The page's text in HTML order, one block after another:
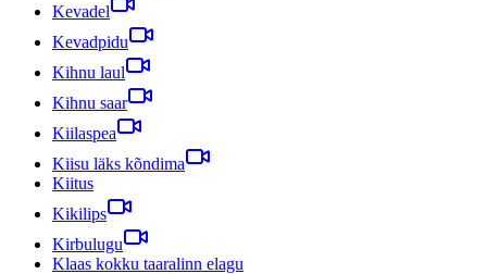
Kevadel
Kevadpidu
Kihnu laul
Kihnu saar
Kiilaspea
Kiisu läks kõndima
Kiitus
Kikilips
Kirbulugu
Klaas kokku taaralinn elagu